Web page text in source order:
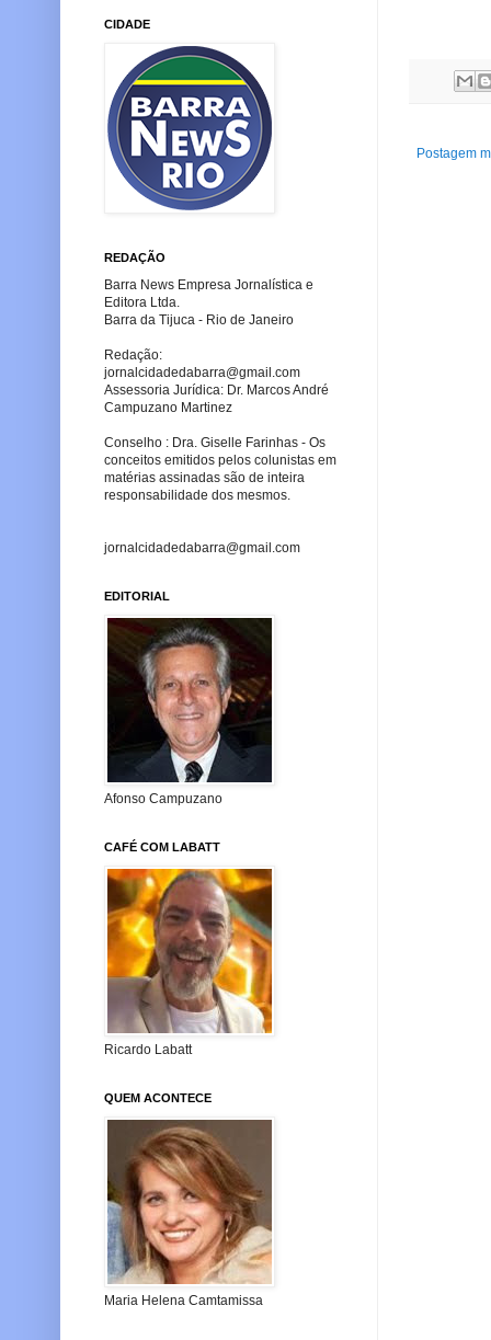
Postagem
CIDADE
REDAÇÃO
Barra News Empresa Jornalística e
Editora Ltda.
Barra da Tijuca - Rio de Janeiro
Redação:
jornalcidadedabarra@gmail.com
Assessoria Jurídica: Dr. Marcos André
Campuzano Martinez
Conselho : Dra. Giselle Farinhas - Os
conceitos emitidos pelos colunistas em
matérias assinadas são de inteira
responsabilidade dos mesmos.
jornalcidadedabarra@gmail.com
EDITORIAL
Afonso Campuzano
CAFÉ COM LABATT
Ricardo Labatt
QUEM ACONTECE
Maria Helena Camtamissa